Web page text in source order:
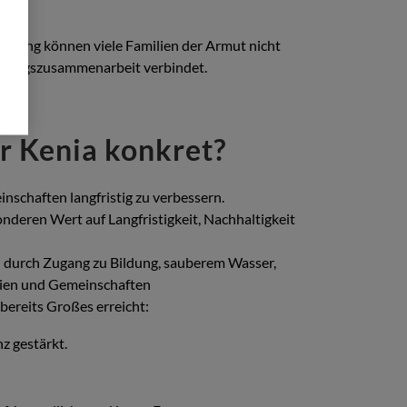
können viele Familien der Armut nicht
verbindet.
Kenia konkret?
langfristig zu verbessern.
Wert auf Langfristigkeit, Nachhaltigkeit
Zugang zu Bildung, sauberem Wasser,
und Gemeinschaften
Großes erreicht:
gestärkt.